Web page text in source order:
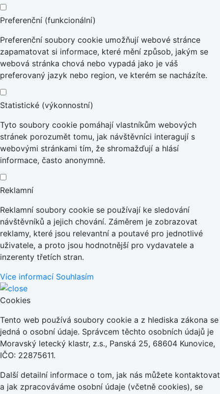
Preferenční (funkcionální)
Preferenční soubory cookie umožňují webové stránce
zapamatovat si informace, které mění způsob, jakým se
webová stránka chová nebo vypadá jako je váš
preferovaný jazyk nebo region, ve kterém se nacházíte.
Statistické (výkonnostní)
Tyto soubory cookie pomáhají vlastníkům webových
stránek porozumět tomu, jak návštěvníci interagují s
webovými stránkami tím, že shromažďují a hlásí
informace, často anonymně.
Reklamní
Reklamní soubory cookie se používají ke sledování
návštěvníků a jejich chování. Záměrem je zobrazovat
reklamy, které jsou relevantní a poutavé pro jednotlivé
uživatele, a proto jsou hodnotnější pro vydavatele a
inzerenty třetích stran.
Více informací Souhlasím
Cookies
Tento web používá soubory cookie a z hlediska zákona se
jedná o osobní údaje. Správcem těchto osobních údajů je
Moravský letecký klastr, z.s., Panská 25, 68604 Kunovice,
IČO: 22875611.
Další detailní informace o tom, jak nás můžete kontaktovat
a jak zpracováváme osobní údaje (včetně cookies), se